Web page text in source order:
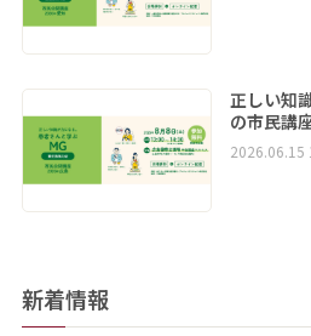
正しい知
の市民講
2026.06.15
新着情報